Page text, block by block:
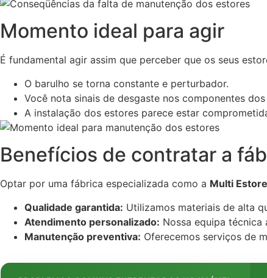
Momento ideal para agir
É fundamental agir assim que perceber que os seus
O barulho se torna constante e perturbador.
Você nota sinais de desgaste nos componentes
A instalação dos estores parece estar
Benefícios de contratar a
Optar por uma fábrica especializada como a Multi
Qualidade garantida: Utilizamos materiais de alta
Atendimento personalizado: Nossa equipa técnica
Manutenção preventiva: Oferecemos serviços de